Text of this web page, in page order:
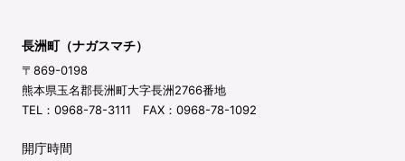
長洲町（ナガスマチ）
〒869-0198
熊本県玉名郡長洲町大字長洲2766番地
TEL：0968-78-3111 FAX：0968-78-1092
開庁時間